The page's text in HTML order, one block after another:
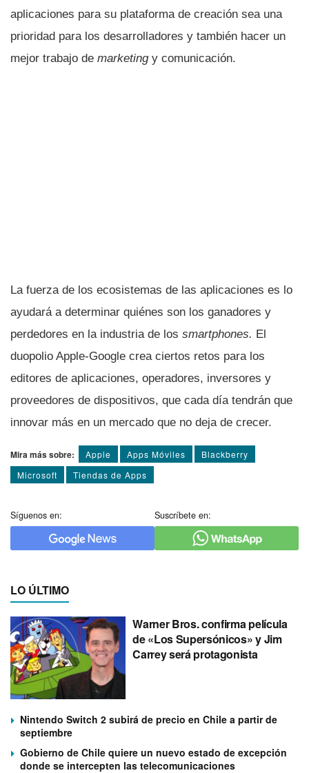
aplicaciones para su plataforma de creación sea una
prioridad para los desarrolladores y también hacer un
mejor trabajo de marketingy comunicación.
La fuerza de los ecosistemas de las aplicaciones es lo
ayudará a determinar quiénes son los ganadores y
perdedores en la industria de los smartphones. El
duopolio Apple-Google crea ciertos retos para los
editores de aplicaciones, operadores, inversores y
proveedores de dispositivos, que cada dí­a tendrán que
innovar más en un mercado que no deja de crecer.
Mira más sobre: Apple Apps Móviles
Blackberry
Microsoft
Tiendas de Apps
Síguenos en: Suscríbete en:
LO ÚLTIMO
Warner Bros. confirma película
de «Los Supersónicos» y Jim
Carrey será protagonista
Nintendo Switch 2 subirá de precio en Chile a partir de
septiembre
Gobierno de Chile quiere un nuevo estado de excepción
donde se intercepten las telecomunicaciones